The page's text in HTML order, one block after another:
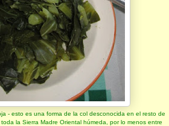
- esto es una forma de la col desconocida en el resto de
la Sierra Madre Oriental húmeda, por lo menos entre